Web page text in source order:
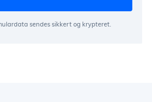
sendes sikkert og krypteret.